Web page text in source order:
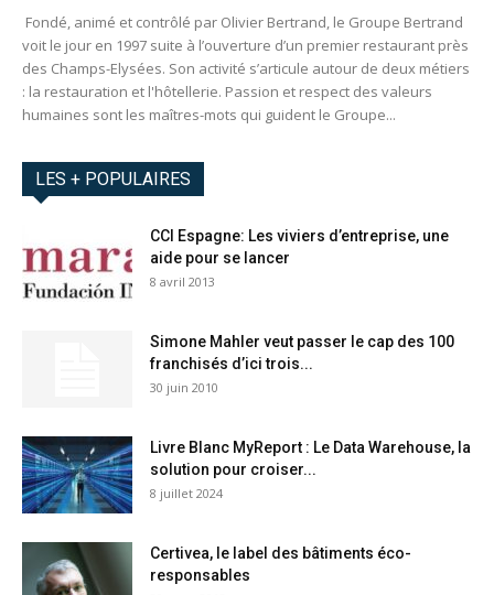
Fondé, animé et contrôlé par Olivier Bertrand, le Groupe Bertrand
voit le jour en 1997 suite à l’ouverture d’un premier restaurant près
des Champs-Elysées. Son activité s’articule autour de deux métiers
: la restauration et l'hôtellerie. Passion et respect des valeurs
humaines sont les maîtres-mots qui guident le Groupe...
LES + POPULAIRES
CCI Espagne: Les viviers d’entreprise, une
aide pour se lancer
8 avril 2013
Simone Mahler veut passer le cap des 100
franchisés d’ici trois...
30 juin 2010
Livre Blanc MyReport : Le Data Warehouse, la
solution pour croiser...
8 juillet 2024
Certivea, le label des bâtiments éco-
responsables